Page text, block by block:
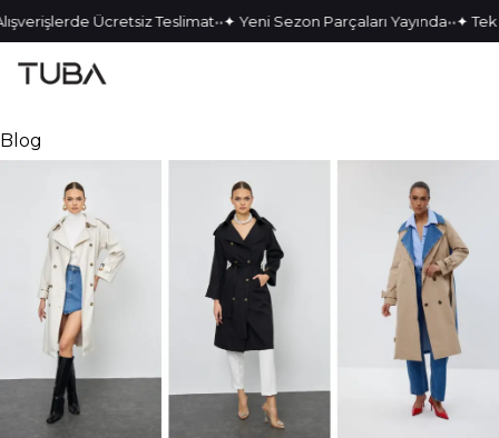
Ücretsiz Teslimat••✦ Yeni Sezon Parçaları Yayında••✦ Tek
Blog